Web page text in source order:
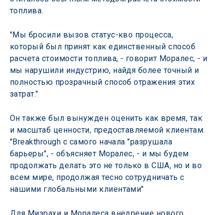
топлива.
"Мы бросили вызов статус-кво процесса,
который был принят как единственный способ
расчета стоимости топлива, - говорит Моралес, - и
мы нарушили индустрию, найдя более точный и
полностью прозрачный способ отражения этих
затрат."
Он также был вынужден оценить как время, так
и масштаб ценности, предоставляемой клиентам.
"Breakthrough с самого начала "разрушала
барьеры", - объясняет Моралес, - и мы будем
продолжать делать это не только в США, но и во
всем мире, продолжая тесно сотрудничать с
нашими глобальными клиентами"